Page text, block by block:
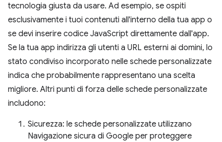
tecnologia giusta da usare. Ad esempio, se ospiti
esclusivamente i tuoi contenuti all'interno della tua app o
se devi inserire codice JavaScript direttamente dall'app.
Se la tua app indirizza gli utenti a URL esterni ai domini, lo
stato condiviso incorporato nelle schede personalizzate
indica che probabilmente rappresentano una scelta
migliore. Altri punti di forza delle schede personalizzate
includono:
Sicurezza: le schede personalizzate utilizzano
Navigazione sicura di Google per proteggere